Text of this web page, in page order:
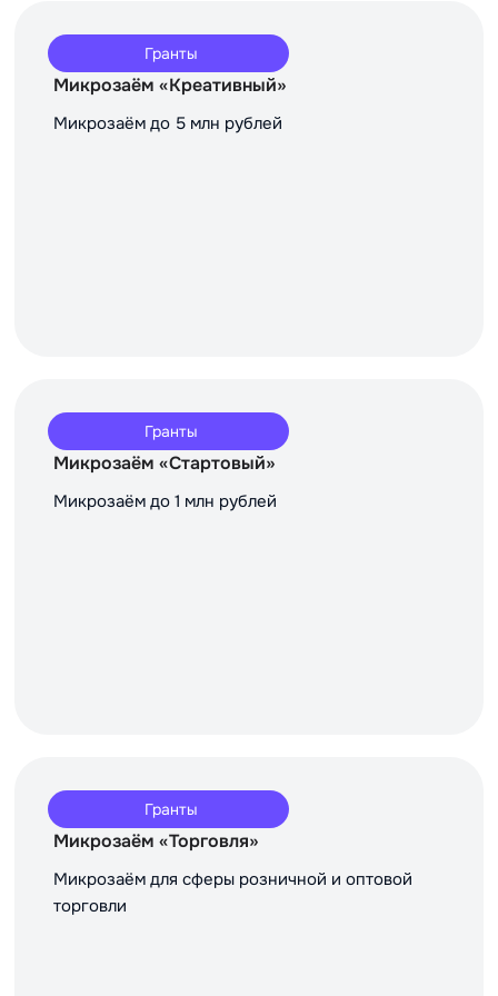
Гранты
Микрозаём «Креативный»
Микрозаём до 5 млн рублей
Гранты
Микрозаём «Стартовый»
Микрозаём до 1 млн рублей
Гранты
Микрозаём «Торговля»
Микрозаём для сферы розничной и оптовой
торговли